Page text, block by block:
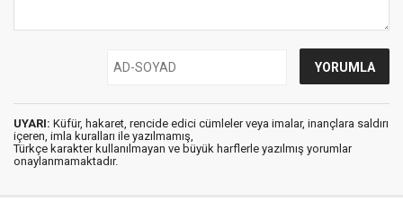
UYARI: Küfür, hakaret, rencide edici cümleler veya imalar, inançlara saldırı
içeren, imla kuralları ile yazılmamış,
Türkçe karakter kullanılmayan ve büyük harflerle yazılmış yorumlar
onaylanmamaktadır.